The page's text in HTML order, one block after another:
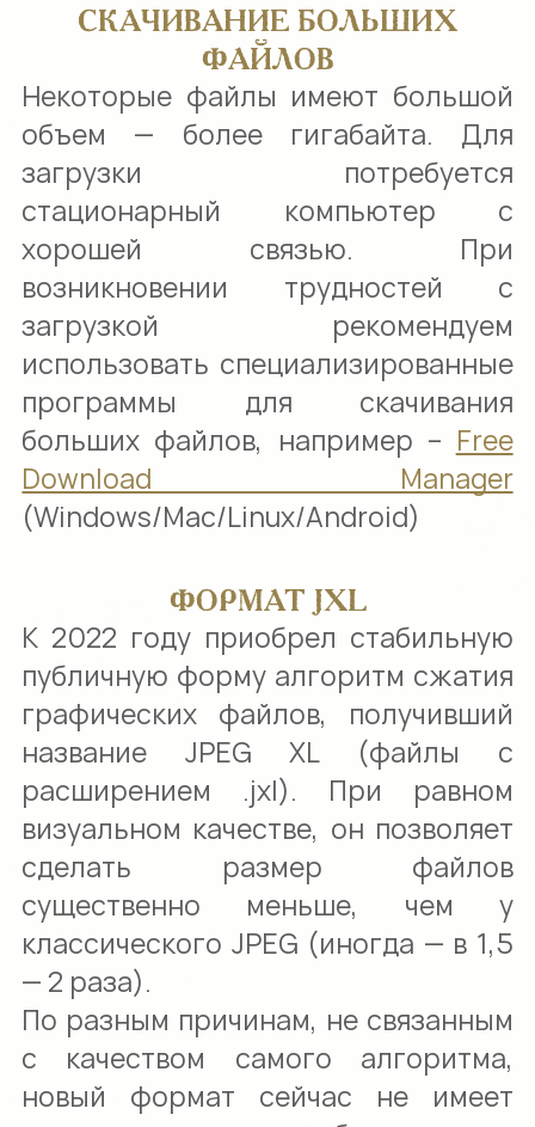
СКАЧИВАНИЕ БОЛЬШИХ
ФАЙЛОВ
Некоторые файлы имеют большой
объем — более гигабайта. Для
загрузки потребуется
стационарный компьютер с
хорошей связью. При
возникновении трудностей с
загрузкой рекомендуем
использовать специализированные
программы для скачивания
больших файлов, например – Free
Download Manager
(Windows/Mac/Linux/Android)
ФОРМАТ JXL
К 2022 году приобрел стабильную
публичную форму алгоритм сжатия
графических файлов, получивший
название JPEG XL (файлы с
расширением .jxl). При равном
визуальном качестве, он позволяет
сделать размер файлов
существенно меньше, чем у
классического JPEG (иногда — в 1,5
— 2 раза).
По разным причинам, не связанным
с качеством самого алгоритма,
новый формат сейчас не имеет